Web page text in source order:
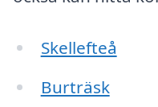
Skellefteå
Burträsk